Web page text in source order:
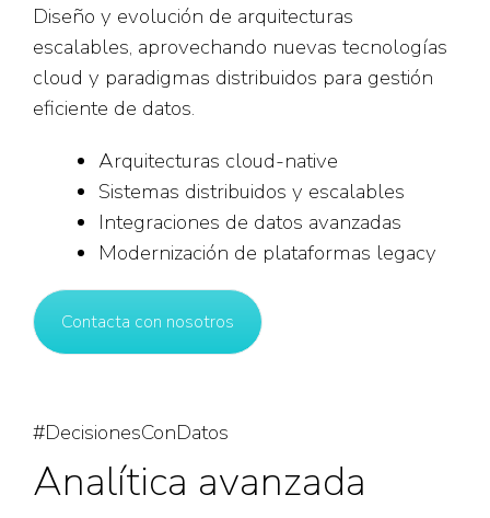
Diseño y evolución de arquitecturas
escalables, aprovechando nuevas tecnologías
cloud y paradigmas distribuidos para gestión
eficiente de datos.
Arquitecturas cloud-native
Sistemas distribuidos y escalables
Integraciones de datos avanzadas
Modernización de plataformas legacy
Contacta con nosotros
#DecisionesConDatos
Analítica avanzada